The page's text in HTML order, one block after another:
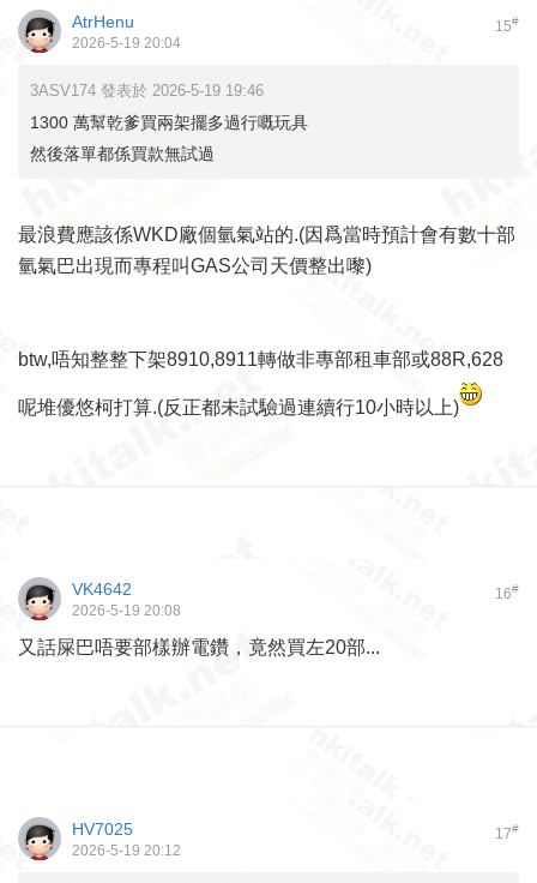
15#
AtrHenu
2026-5-19 20:04
3ASV174 發表於 2026-5-19 19:46
1300 萬幫乾爹買兩架擺多過行嘅玩具
然後落單都係買款無試過
最浪費應該係WKD廠個氫氣站的.(因爲當時預計會有數十部
氫氣巴出現而專程叫GAS公司天價整出嚟)
btw,唔知整整下架8910,8911轉做非專部租車部或88R,628
呢堆優悠柯打算.(反正都未試驗過連續行10小時以上)
16#
VK4642
2026-5-19 20:08
又話屎巴唔要部樣辦電鑽，竟然買左20部...
17#
HV7025
2026-5-19 20:12